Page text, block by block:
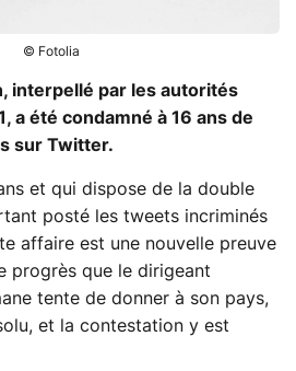
© Fotolia
interpellé par les autorités
a été condamné à 16 ans de
sur Twitter.
et qui dispose de la double
posté les tweets incriminés
affaire est une nouvelle preuve
progrès que le dirigeant
tente de donner à son pays,
et la contestation y est